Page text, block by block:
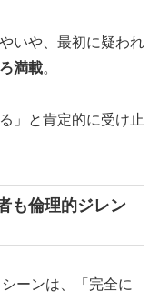
いや、最初に疑われ
満載。
」と肯定的に受け止
も倫理的ジレン
ーンは、「完全に